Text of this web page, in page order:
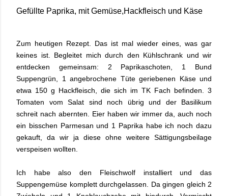
Gefüllte Paprika, mit Gemüse,Hackfleisch und Käse
Zum heutigen Rezept. Das ist mal wieder eines, was gar
keines ist. Begleitet mich durch den Kühlschrank und wir
entdecken gemeinsam: 2 Paprikaschoten, 1 Bund
Suppengrün, 1 angebrochene Tüte geriebenen Käse und
etwa 150 g Hackfleisch, die sich im TK Fach befinden. 3
Tomaten vom Salat sind noch übrig und der Basilikum
schreit nach abernten. Eier haben wir immer da, auch noch
ein bisschen Parmesan und 1 Paprika habe ich noch dazu
gekauft, da wir ja diese ohne weitere Sättigungsbeilage
verspeisen wollten.
Ich habe also den Fleischwolf installiert und das
Suppengemüse komplett durchgelassen. Da gingen gleich 2